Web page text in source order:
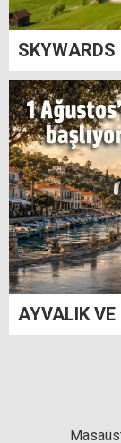
SKYWARDS
AYVALIK VE